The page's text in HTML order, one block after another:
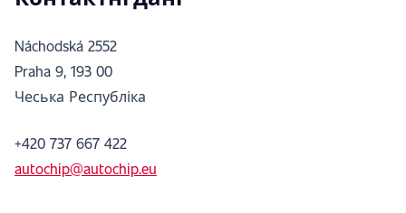
Náchodská 2552
Praha 9, 193 00
Чеська Республіка
+420 737 667 422
autochip@autochip.eu